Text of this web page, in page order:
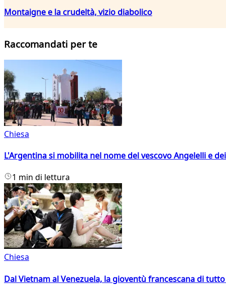
Montaigne e la crudeltà, vizio diabolico
Raccomandati per te
Chiesa
L'Argentina si mobilita nel nome del vescovo Angelelli e
1 min di lettura
Chiesa
Dal Vietnam al Venezuela, la gioventù francescana di